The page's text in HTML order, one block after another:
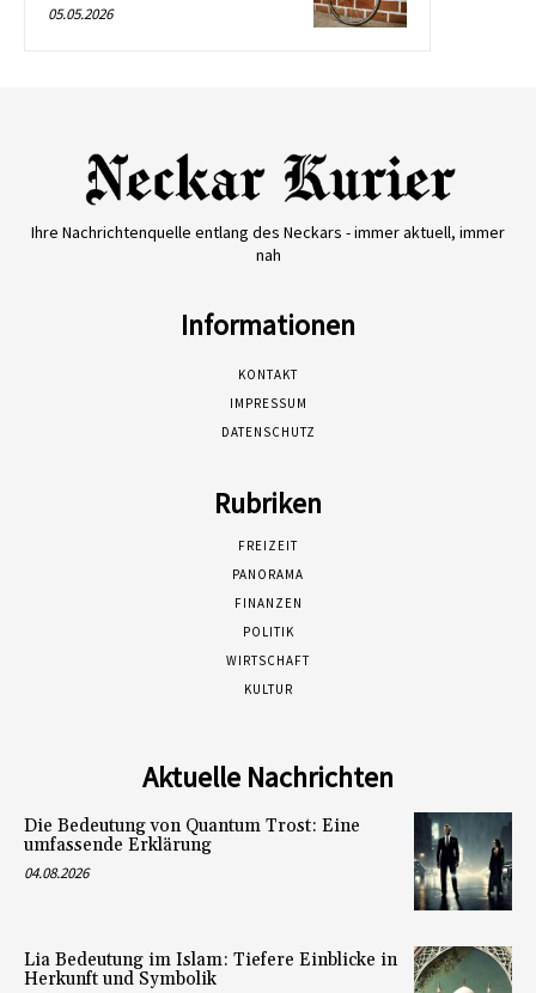
05.05.2026
Ihre Nachrichtenquelle entlang des Neckars - immer aktuell, immer
nah
Informationen
KONTAKT
IMPRESSUM
DATENSCHUTZ
Rubriken
FREIZEIT
PANORAMA
FINANZEN
POLITIK
WIRTSCHAFT
KULTUR
Aktuelle Nachrichten
Die Bedeutung von Quantum Trost: Eine
umfassende Erklärung
04.08.2026
Lia Bedeutung im Islam: Tiefere Einblicke in
Herkunft und Symbolik